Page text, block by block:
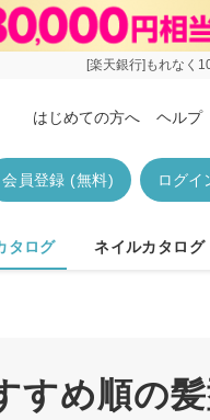
[楽天銀行]もれなく
はじめての方へ ヘルプ
ログイ
会員登録 (無料)
タログ ネイルカタログ
すめ順の